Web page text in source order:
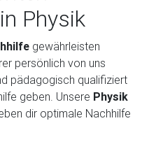
Physik
gewährleisten
persönlich von uns
pädagogisch qualifiziert
geben. Unsere Physik
dir optimale Nachhilfe